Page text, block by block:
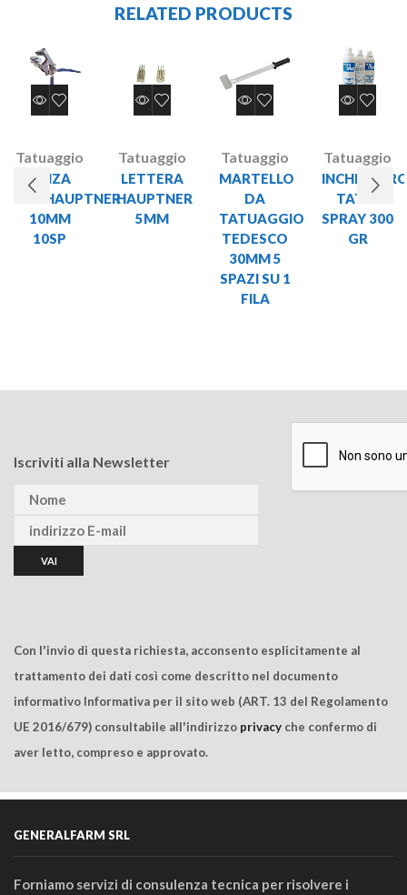
RELATED PRODUCTS
Tatuaggio
PINZA
TAT.HAUPTNER
10MM
10SP
Tatuaggio
LETTERA
HAUPTNER
5MM
Tatuaggio
MARTELLO
DA
TATUAGGIO
TEDESCO
30MM 5
SPAZI SU 1
FILA
Tatuaggio
TATU-
SPRAY 300
GR
Iscriviti alla Newsletter
Con l'invio di questa richiesta, acconsento esplicitamente al
trattamento dei dati così come descritto nel documento
informativo Informativa per il sito web (ART. 13 del Regolamento
UE 2016/679) consultabile all'indirizzo privacy che confermo di
aver letto, compreso e approvato.
GENERALFARM SRL
Forniamo servizi di consulenza tecnica per risolvere i